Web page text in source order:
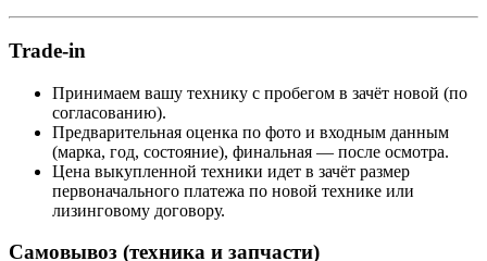
Trade-in
Принимаем вашу технику с пробегом в зачёт новой (по
согласованию).
Предварительная оценка по фото и входным данным
(марка, год, состояние), финальная — после осмотра.
Цена выкупленной техники идет в зачёт размер
первоначального платежа по новой технике или
лизинговому договору.
Самовывоз (техника и запчасти)